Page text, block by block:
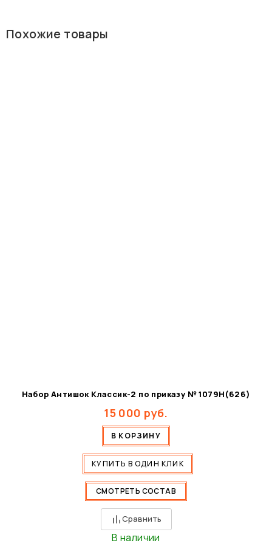
Похожие товары
Набор Антишок Классик-2 по приказу № 1079Н(626)
15 000 руб.
В КОРЗИНУ
КУПИТЬ В ОДИН КЛИК
СМОТРЕТЬ СОСТАВ
Сравнить
В наличии